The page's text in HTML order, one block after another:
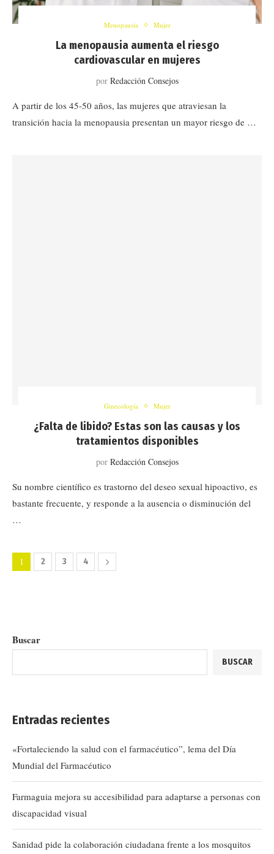
Menopausia Mujer
La menopausia aumenta el riesgo
cardiovascular en mujeres
por Redacción Consejos
A partir de los 45-50 años, las mujeres que atraviesan la
transición hacia la menopausia presentan un mayor riesgo de …
Ginecología Mujer
¿Falta de libido? Estas son las causas y los
tratamientos disponibles
por Redacción Consejos
Su nombre científico es trastorno del deseo sexual hipoactivo, es
bastante frecuente, y responde a la ausencia o disminución del
…
1 2 3 4
Buscar
BUSCAR
Entradas recientes
«Fortaleciendo la salud con el farmacéutico”, lema del Día
Mundial del Farmacéutico
Farmaguia mejora su accesibilidad para adaptarse a personas con
discapacidad visual
Sanidad pide la colaboración ciudadana frente a los mosquitos